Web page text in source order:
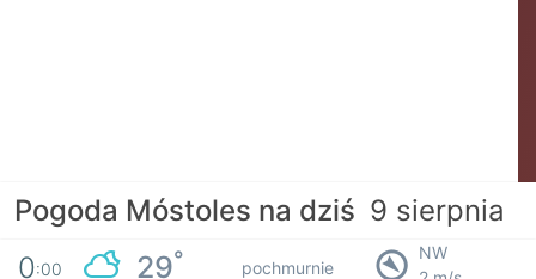
Pogoda Móstoles na dziś 9 sierpnia
0:00 29° pochmurnie
NW